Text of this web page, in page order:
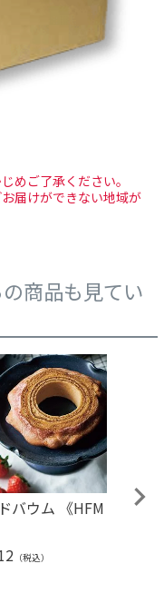
めご了承ください。
届けができない地域が
商品も見てい
バウム 《HFM
（税込）
【送